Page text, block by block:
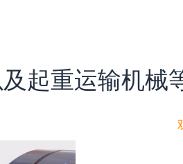
起重运输机械